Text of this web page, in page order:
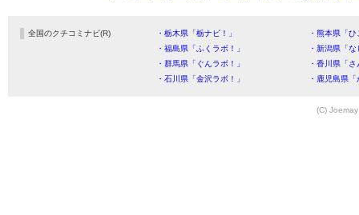
全国のクチコミナビ(R) ・栃木県「栃ナビ！」
・熊本県「
・福島県「ふくラボ！」
・新潟県「
・群馬県「ぐんラボ！」
・香川県「
・石川県「金沢ラボ！」
・鹿児島県
(C)